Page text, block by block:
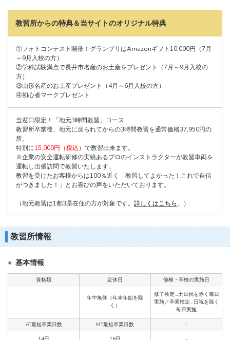
教習所からの特典＆当サイトのオリジナル特典
①フォトコンテスト開催！グランプリはAmazonギフト10,000円（7月
～9月入校の方）
②学科試験満点で長井市名産のお土産をプレゼント（7月～9月入校の
方）
③山形名産のお土産プレゼント（4月～6月入校の方）
④初心者マークプレゼント
当窓口限定！「地元3時間教習」コース
教習所卒業後、地元に戻られてからの3時間教習を通常価格37,950円の
所、
特別に15,000円（税込） で教習出来ます。
※企業の安全運転研修の実績あるプロのインストラクターが教習車両を
運転し出張訪問で教習いたします。
教習を受けたお客様からは100％近く「教習してよかった！これで自信
がつきました！」とお喜びの声をいただいております。
（地元教習は1都3県在住の方が対象です。 詳しくはこちら。 ）
教習所情報
基本情報
資格類 定休日 修検・卒検の実施日
年中無休（年末年始を除
く）
修了検定…土日祝を除く毎日
実施／卒業検定…日祝を除く
毎日実施
AT最短卒業日数 MT最短卒業日数
-